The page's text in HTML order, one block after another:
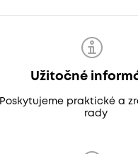
Užitočné
Poskytujeme praktické a
rady